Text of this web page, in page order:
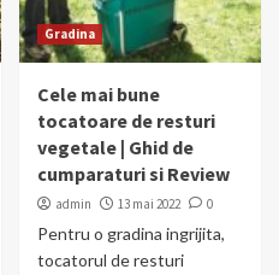
Gradina
Cele mai bune
tocatoare de resturi
vegetale | Ghid de
cumparaturi si Review
admin 13 mai 2022 0
Pentru o gradina ingrijita,
tocatorul de resturi